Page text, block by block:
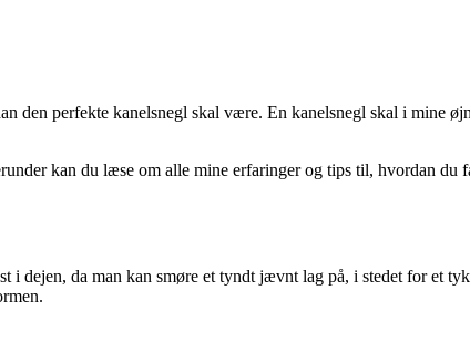
den perfekte kanelsnegl skal være. En kanelsnegl skal i mine
kan du læse om alle mine erfaringer og tips til, hvordan du
i dejen, da man kan smøre et tyndt jævnt lag på, i stedet for et